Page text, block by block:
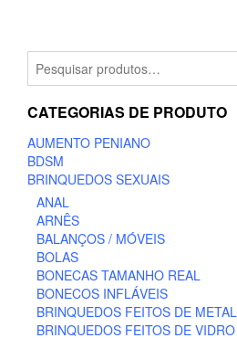
por:
CATEGORIAS DE PRODUTO
AUMENTO PENIANO
BDSM
BRINQUEDOS SEXUAIS
ANAL
ARNÊS
BALANÇOS / MÓVEIS
BOLAS
BONECAS TAMANHO REAL
BONECOS INFLÁVEIS
BRINQUEDOS FEITOS DE METAL
BRINQUEDOS FEITOS DE VIDRO